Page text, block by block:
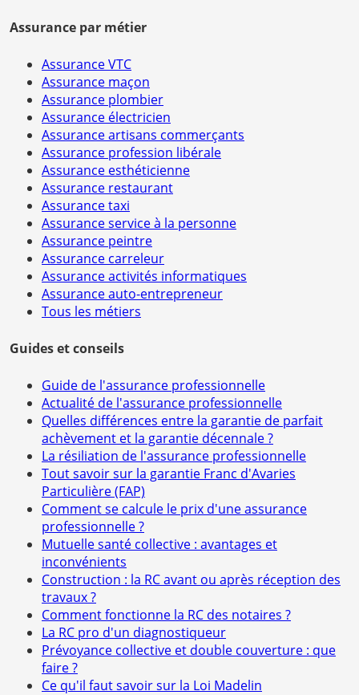
Assurance par métier
Assurance VTC
Assurance maçon
Assurance plombier
Assurance électricien
Assurance artisans commerçants
Assurance profession libérale
Assurance esthéticienne
Assurance restaurant
Assurance taxi
Assurance service à la personne
Assurance peintre
Assurance carreleur
Assurance activités informatiques
Assurance auto-entrepreneur
Tous les métiers
Guides et conseils
Guide de l'assurance professionnelle
Actualité de l'assurance professionnelle
Quelles différences entre la garantie de parfait
achèvement et la garantie décennale ?
La résiliation de l'assurance professionnelle
Tout savoir sur la garantie Franc d'Avaries
Particulière (FAP)
Comment se calcule le prix d'une assurance
professionnelle ?
Mutuelle santé collective : avantages et
inconvénients
Construction : la RC avant ou après réception des
travaux ?
Comment fonctionne la RC des notaires ?
La RC pro d'un diagnostiqueur
Prévoyance collective et double couverture : que
faire ?
Ce qu'il faut savoir sur la Loi Madelin